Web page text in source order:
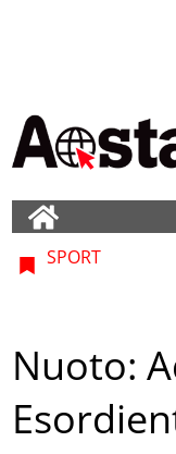
SPORT
Nuoto: